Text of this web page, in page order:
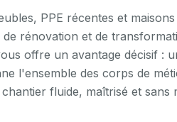
PPE récentes et maisons
rénovation et de
offre un avantage décisif :
l'ensemble des corps de
fluide, maîtrisé et sans